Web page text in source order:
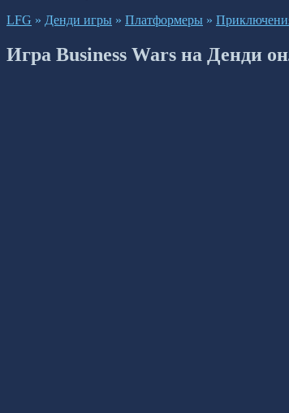
LFG » Денди игры » Платформеры »
Игра Business Wars на Денди